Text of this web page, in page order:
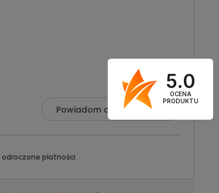
Powiadom o dostępności
płatności
5.0
OCENA
PRODUKTU